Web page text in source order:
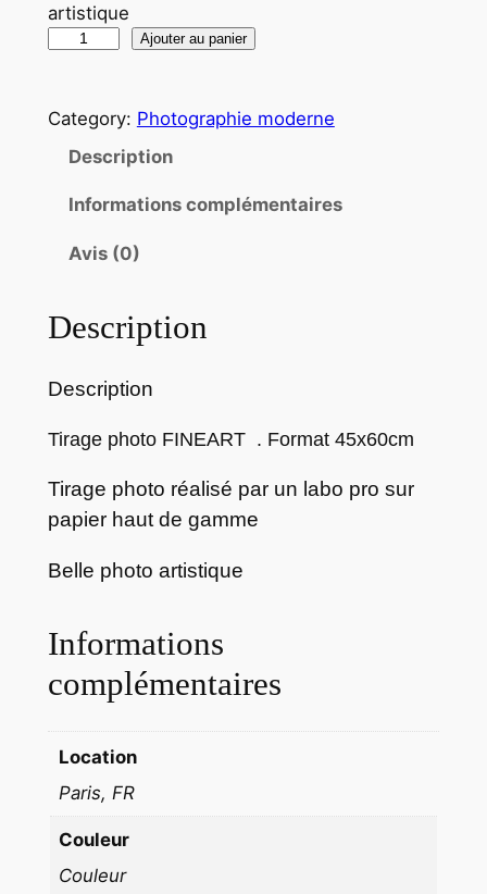
artistique
n
T
r
g
p
h
t
S
A
N
N
Ajouter au panier
Category: Photographie moderne
Description
Informations complémentaires
Avis (0)
Description
Description
Tirage photo FINEART . Format 45x60cm
Tirage photo réalisé par un labo pro sur
papier haut de gamme
Belle photo artistique
Informations
complémentaires
Location
Paris, FR
Couleur
Couleur